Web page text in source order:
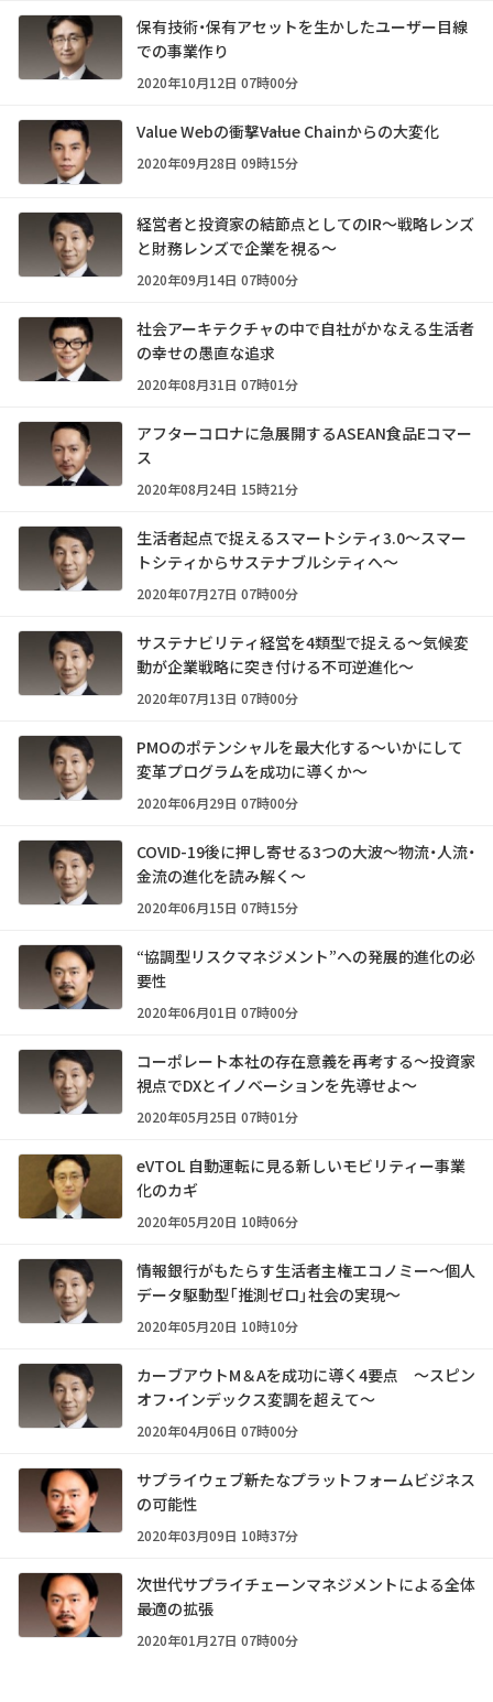
保有技術・保有アセットを生かしたユーザー目線
での事業作り
2020年10月12日 07時00分
Value Webの衝撃――Value Chainからの大変化
2020年09月28日 09時15分
経営者と投資家の結節点としてのIR～戦略レンズ
と財務レンズで企業を視る～
2020年09月14日 07時00分
社会アーキテクチャの中で自社がかなえる生活者
の幸せの愚直な追求
2020年08月31日 07時01分
アフターコロナに急展開するASEAN食品Eコマー
ス
2020年08月24日 15時21分
生活者起点で捉えるスマートシティ3.0～スマー
トシティからサステナブルシティへ～
2020年07月27日 07時00分
サステナビリティ経営を4類型で捉える～気候変
動が企業戦略に突き付ける不可逆進化～
2020年07月13日 07時00分
PMOのポテンシャルを最大化する～いかにして
変革プログラムを成功に導くか～
2020年06月29日 07時00分
COVID-19後に押し寄せる3つの大波～物流・人流・
金流の進化を読み解く～
2020年06月15日 07時15分
“協調型リスクマネジメント”への発展的進化の必
要性
2020年06月01日 07時00分
コーポレート本社の存在意義を再考する～投資家
視点でDXとイノベーションを先導せよ～
2020年05月25日 07時01分
eVTOL 自動運転に見る新しいモビリティー事業
化のカギ
2020年05月20日 10時06分
情報銀行がもたらす生活者主権エコノミー～個人
データ駆動型「推測ゼロ」社会の実現～
2020年05月20日 10時10分
カーブアウトM＆Aを成功に導く4要点 ～スピン
オフ・インデックス変調を超えて～
2020年04月06日 07時00分
サプライウェブ――新たなプラットフォームビジネス
の可能性
2020年03月09日 10時37分
次世代サプライチェーンマネジメントによる全体
最適の拡張
2020年01月27日 07時00分